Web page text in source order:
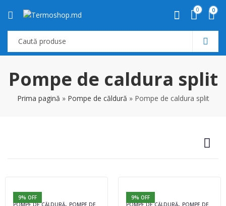
0 0
Pompe de caldura split
Prima pagină » Pompe de căldură » Pompe de caldura split
9% OFF
POMPE DE CĂLDURĂ, POMPE DE
9% OFF
POMPE DE CĂLDURĂ, POMPE DE